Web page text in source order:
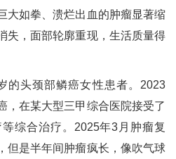
大如拳、溃烂出血的肿瘤显著缩
失，面部轮廓重现，生活质量得
头颈部鳞癌女性患者。2023
，在某大型三甲综合医院接受了
综合治疗。2025年3月肿瘤复
但是半年间肿瘤疯长，像吹气球